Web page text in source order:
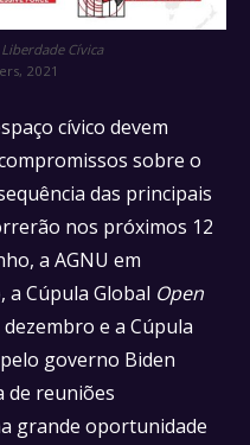
Cívica
2021
cívico devem
sobre o
das principais
nos próximos 12
a AGNU em
Cúpula Global Open
e a Cúpula
governo Biden
de reuniões
grande oportunidade